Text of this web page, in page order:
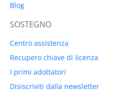
Blog
SOSTEGNO
Centro assistenza
Recupero chiave di licenza
I primi adottatori
Disiscriviti dalla newsletter